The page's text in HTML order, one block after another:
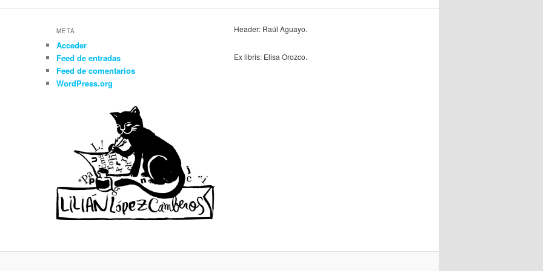
META
Acceder
Feed de entradas
Feed de comentarios
WordPress.org
Header: Raúl Aguayo.
Ex libris: Elisa Orozco.